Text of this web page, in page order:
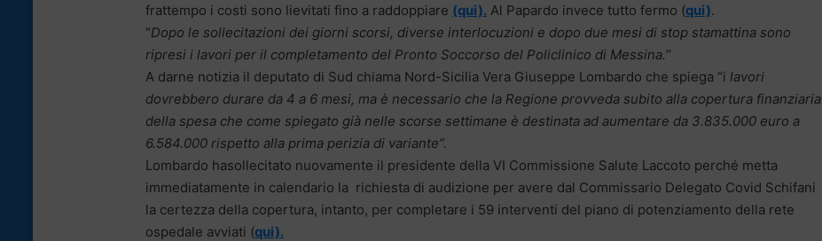
frattempo i costi sono lievitati fino a raddoppiare (qui). Al Papardo invece tutto fermo (qui).
“Dopo le sollecitazioni dei giorni scorsi, diverse interlocuzioni e dopo due mesi di stop stamattina sono
ripresi i lavori per il completamento del Pronto Soccorso del Policlinico di Messina.”
A darne notizia il deputato di Sud chiama Nord-Sicilia Vera Giuseppe Lombardo che spiega “i lavori
dovrebbero durare da 4 a 6 mesi, ma è necessario che la Regione provveda subito alla copertura finanziaria
della spesa che come spiegato già nelle scorse settimane è destinata ad aumentare da 3.835.000 euro a
6.584.000 rispetto alla prima perizia di variante”.
Lombardo hasollecitato nuovamente il presidente della VI Commissione Salute Laccoto perché metta
immediatamente in calendario la richiesta di audizione per avere dal Commissario Delegato Covid Schifani
la certezza della copertura, intanto, per completare i 59 interventi del piano di potenziamento della rete
ospedale avviati (qui).